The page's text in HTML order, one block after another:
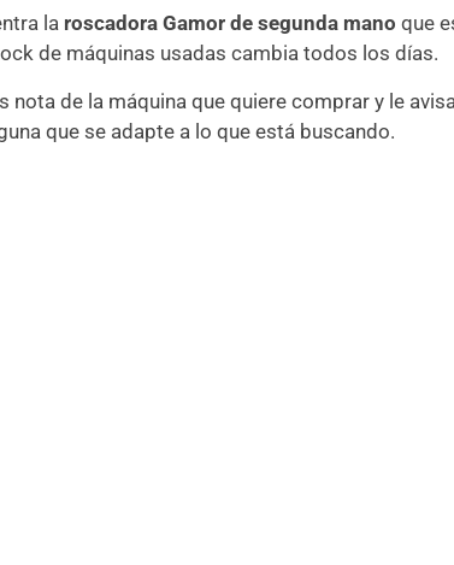
la roscadora Gamor de segunda mano que
de máquinas usadas cambia todos los días.
nota de la máquina que quiere comprar y le
que se adapte a lo que está buscando.